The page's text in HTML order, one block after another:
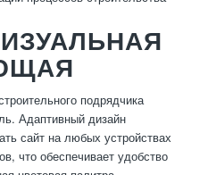
подрядчика
Адаптивный дизайн
сайт на любых устройствах
что обеспечивает удобство